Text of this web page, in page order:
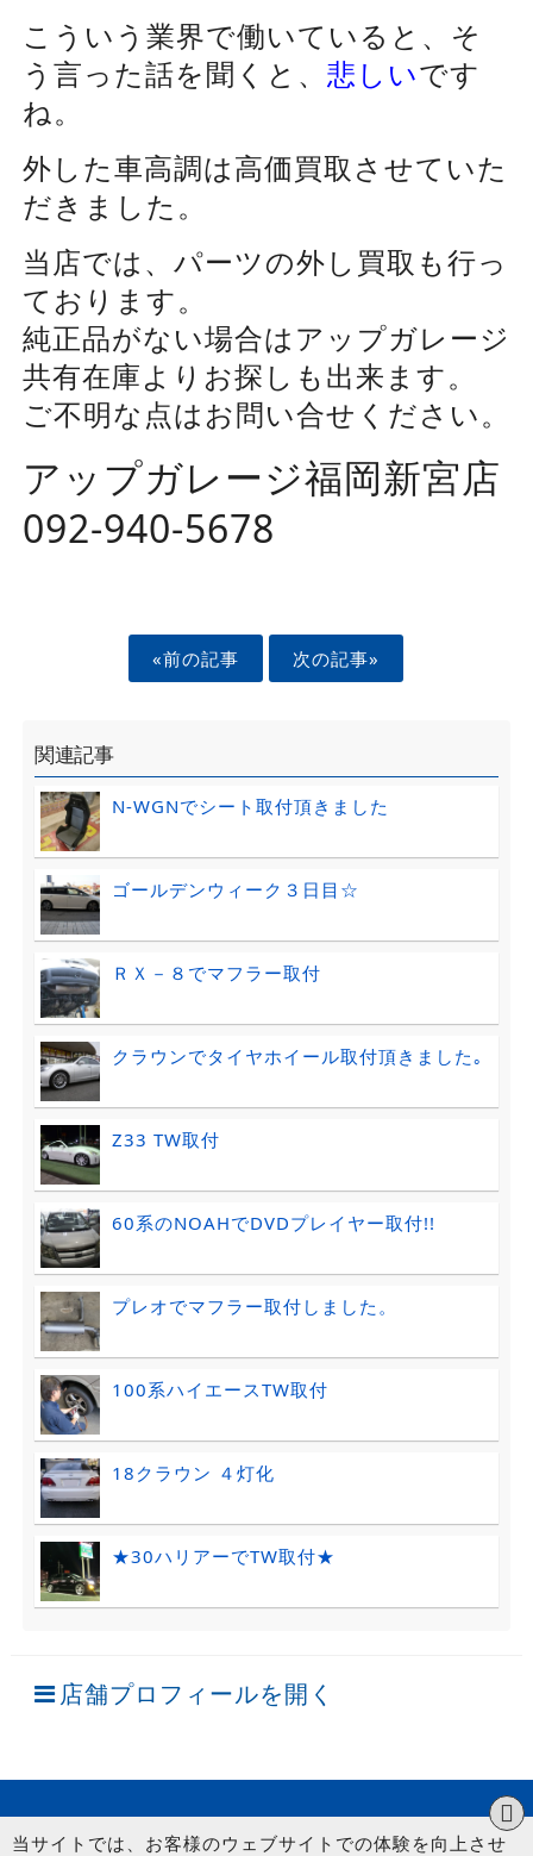
こういう業界で働いていると、そ
う言った話を聞くと、 悲しいです
ね。
外した車高調は高価買取させていた
だきました。
当店では、パーツの外し買取も行っ
ております。
純正品がない場合はアップガレージ
共有在庫よりお探しも出来ます。
ご不明な点はお問い合せください。
アップガレージ福岡新宮店
092-940-5678
«前の記事 次の記事»
関連記事
N-WGNでシート取付頂きました
ゴールデンウィーク３日目☆
ＲＸ－８でマフラー取付
クラウンでタイヤホイール取付頂きました｡
Z33 TW取付
60系のNOAHでDVDプレイヤー取付!!
プレオでマフラー取付しました。
100系ハイエースTW取付
18クラウン ４灯化
★30ハリアーでTW取付★
店舗プロフィールを開く
当サイトでは、お客様のウェブサイトでの体験を向上させ